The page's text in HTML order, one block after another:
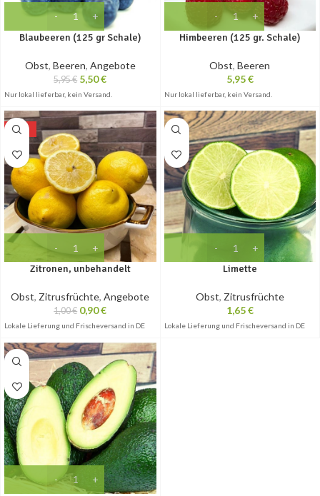
Blaubeeren (125 gr Schale)
Obst, Beeren, Angebote
5,95€ 5,50€
Nur lokal lieferbar, kein Versand.
Himbeeren (125 gr. Schale)
Obst,Beeren
5,95€
Nur lokal lieferbar, kein Versand.
-10%
Zitronen, unbehandelt
Obst, Zitrusfrüchte,Angebote
1,00€ 0,90€
Lokale Lieferung und Frischeversand in DE
Limette
Obst, Zitrusfrüchte
1,65€
Lokale Lieferung und Frischeversand in DE